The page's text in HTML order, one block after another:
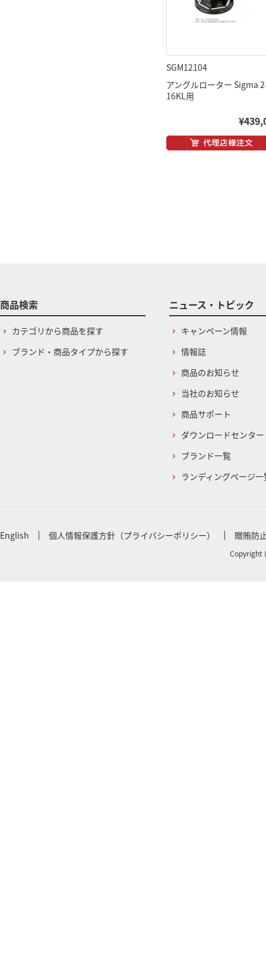
SGM12104
アングルローター Sigma
16KL用
商品検索
カテゴリから商品を探す
ブランド・商品タイプから探す
ニュース・トピック
キャンペーン情報
情報誌
商品のお知らせ
当社のお知らせ
商品サポート
ダウンロードセンター
ブランド一覧
ランディングページ一
English 個人情報保護方針（プライバシーポリシー） 贈賄防
Copyright